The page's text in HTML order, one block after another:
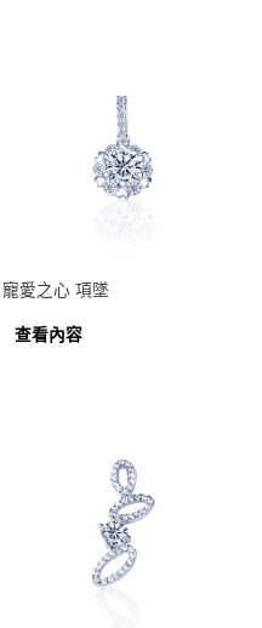
寵愛之心 項墜
查看內容